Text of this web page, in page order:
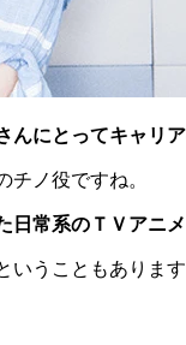
にとってキャリ
ノ役ですね。
常系のＴＶアニ
うこともありま